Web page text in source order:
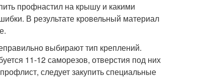
профнастил на крышу и какими
В результате кровельный материал
выбирают тип креплений.
11-12 саморезов, отверстия под них
следует закупить специальные